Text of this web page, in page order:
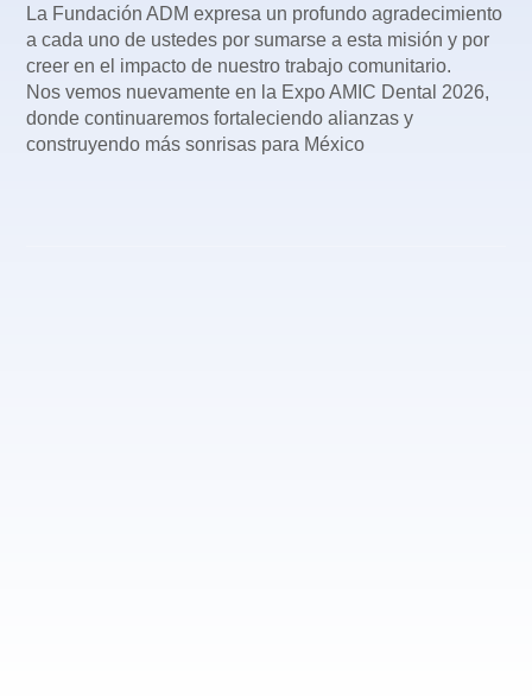
La Fundación ADM expresa un profundo agradecimiento
a cada uno de ustedes por sumarse a esta misión y por
creer en el impacto de nuestro trabajo comunitario.
Nos vemos nuevamente en la Expo AMIC Dental 2026,
donde continuaremos fortaleciendo alianzas y
construyendo más sonrisas para México